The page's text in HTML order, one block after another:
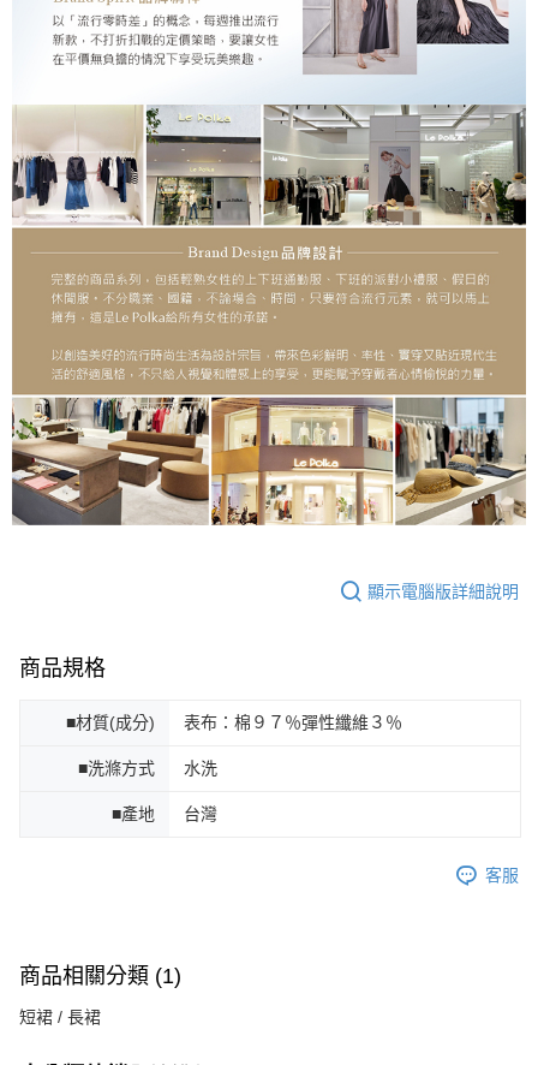
顯示電腦版詳細說明
商品規格
■材質(成分) 表布：棉９７％彈性纖維３％
■洗滌方式 水洗
■產地 台灣
客服
商品相關分類 (1)
短裙 / 長裙